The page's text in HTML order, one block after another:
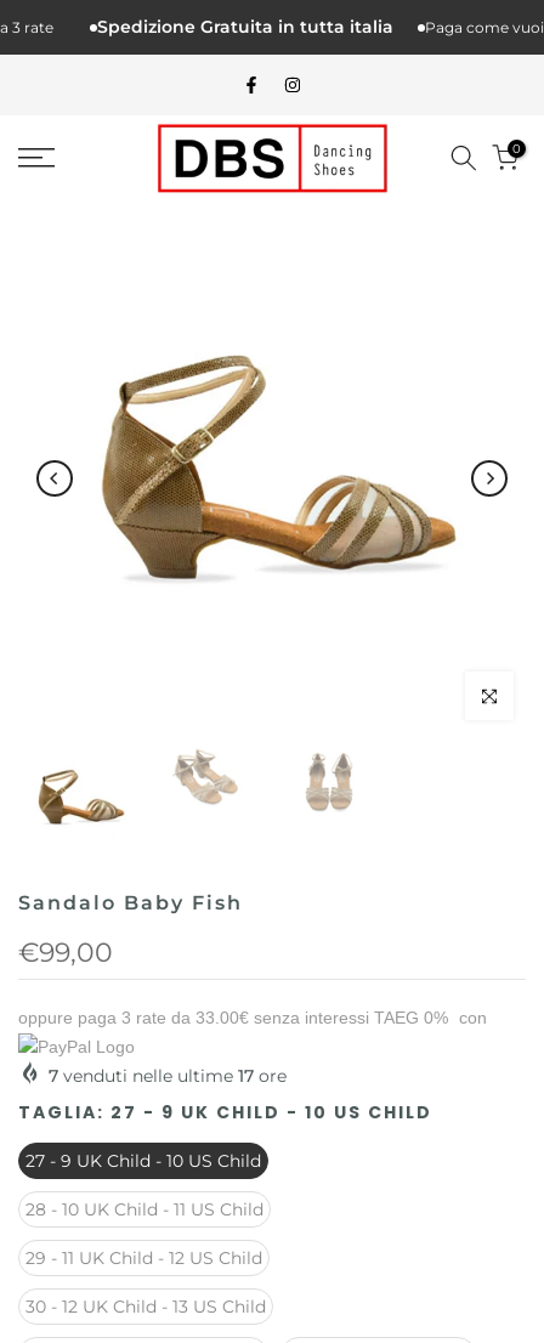
Salta.
alcontenuto
rate Spedizione Gratuita in tutta italia Paga come vuoi
0
Clicca
Sandalo Baby Fish
€99,00
oppure paga 3 rate da 33.00€ senza interessi TAEG 0% con
7 venduti nelle ultime 17 ore
TAGLIA: 27 - 9 UK CHILD - 10 US CHILD
27 - 9 UK Child - 10 US Child
28 - 10 UK Child - 11 US Child
29 - 11 UK Child - 12 US Child
30 - 12 UK Child - 13 US Child